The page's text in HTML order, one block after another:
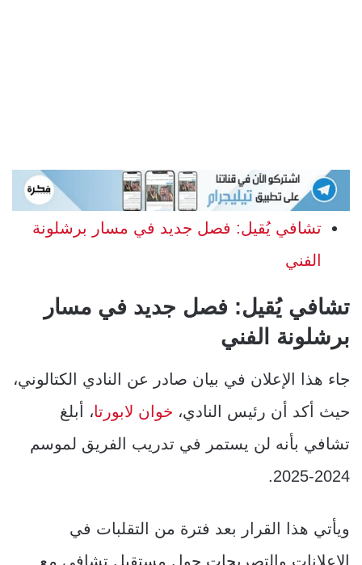
تشافي يُقيل: فصل جديد في مسار برشلونة
الفني
تشافي يُقيل: فصل جديد في مسار
برشلونة الفني
جاء هذا الإعلان في بيان صادر عن النادي الكتالوني،
حيث أكد أن رئيس النادي، خوان لابورتا، أبلغ
تشافي بأنه لن يستمر في تدريب الفريق لموسم
2024-2025.
ويأتي هذا القرار بعد فترة من التقلبات في
الإعلانات والتصريحات حول مستقبل تشافي مع